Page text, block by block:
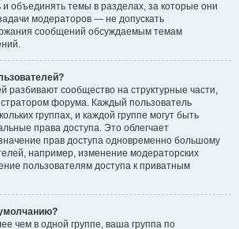
объединять темы в разделах, за которые они
модераторов — не допускать
сообщений обсуждаемым темам
разбивают сообщество на структурные части,
форума. Каждый пользователь
группах, и каждой группе могут быть
права доступа. Это облегчает
прав доступа одновременно большому
например, изменение модераторских
пользователям доступа к приватным
чем в одной группе, ваша группа по